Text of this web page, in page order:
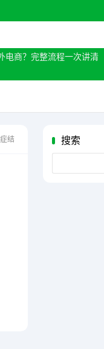
电商？完整流程一次讲清
搜索
结